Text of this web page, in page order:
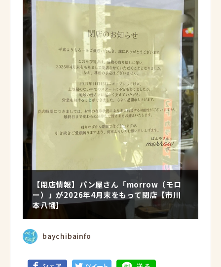
【閉店情報】パン屋さん「morrow（モロ
ー）」が2026年4月末をもって閉店【市川
本八幡】
baychibainfo